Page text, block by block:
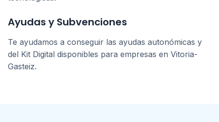
Ayudas y Subvenciones
Te ayudamos a conseguir las ayudas autonómicas y
del Kit Digital disponibles para empresas en Vitoria-
Gasteiz.